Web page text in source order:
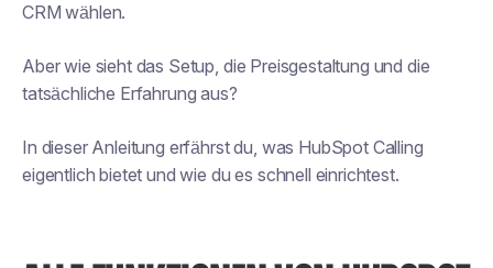
CRM wählen.
Aber wie sieht das Setup, die Preisgestaltung und die
tatsächliche Erfahrung aus?
In dieser Anleitung erfährst du, was HubSpot Calling
eigentlich bietet und wie du es schnell einrichtest.